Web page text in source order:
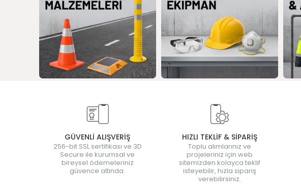
GÜVENLİ ALIŞVERİŞ
256-bit SSL sertifikası ve 3D
Secure ile kurumsal ve
bireysel ödemeleriniz
güvence altında.
HIZLI TEKLİF & SİPARİŞ
Toplu alımlarınız ve
projeleriniz için web
sitemizden kolayca teklif
isteyebilir, hızla sipariş
verebilirsiniz.